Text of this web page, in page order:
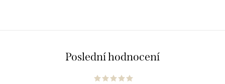
Poslední hodnocení